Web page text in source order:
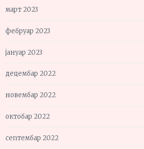
март 2023
фебруар 2023
јануар 2023
децембар 2022
новембар 2022
октобар 2022
септембар 2022